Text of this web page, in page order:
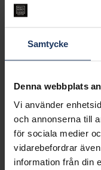
Samtycke
Denna webbplats
Vi använder
och annonserna till
för sociala medier
vidarebefordrar
information från din
LÄGG
Lagervara.
Leveranstid 2-5
Öppet köp i 30
INFO